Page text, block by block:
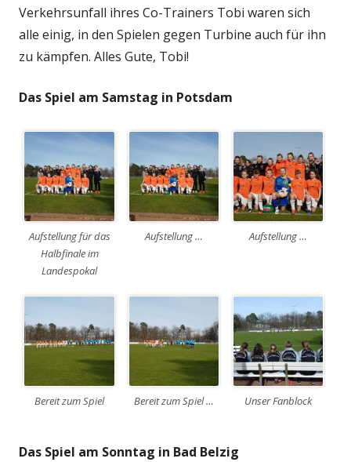
Verkehrsunfall ihres Co-Trainers Tobi waren sich
alle einig, in den Spielen gegen Turbine auch für ihn
zu kämpfen. Alles Gute, Tobi!
Das Spiel am Samstag in Potsdam
Aufstellung für das
Halbfinale im
Landespokal
Aufstellung … Aufstellung …
Bereit zum Spiel Bereit zum Spiel … Unser Fanblock
Das Spiel am Sonntag in Bad Belzig